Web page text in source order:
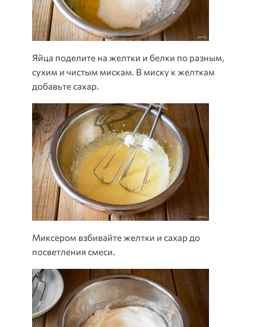
Яйца поделите на желтки и белки по разным,
сухим и чистым мискам. В миску к желткам
добавьте сахар.
Миксером взбивайте желтки и сахар до
посветления смеси.